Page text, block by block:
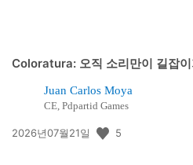
Coloratura: 오직 소리만이 길잡
Juan Carlos Moya
CE, Pdpartid Games
공
2026년07월21일 5